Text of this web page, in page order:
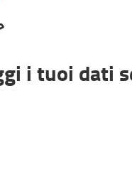
i tuoi dati